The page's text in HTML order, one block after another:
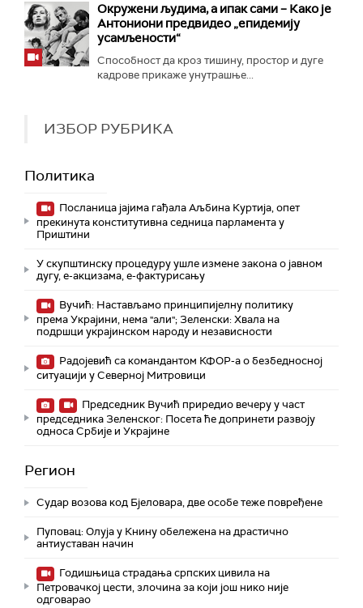
Окружени људима, а ипак сами – Како је
Антониони предвидео „епидемију
усамљености“
Способност да кроз тишину, простор и дуге
кадрове прикаже унутрашње...
ИЗБОР РУБРИКА
Политика
Посланица јајима гађала Аљбина Куртија, опет
прекинута конститутивна седница парламента у
Приштини
У скупштинску процедуру ушле измене закона о јавном
дугу, е-акцизама, е-фактурисању
Вучић: Настављамо принципијелну политику
према Украјини, нема "али"; Зеленски: Хвала на
подршци украјинском народу и независности
Радојевић са командантом КФОР-а о безбедносној
ситуацији у Северној Митровици
Председник Вучић приредио вечеру у част
председника Зеленског: Посета ће допринети развоју
односа Србије и Украјине
Регион
Судар возова код Бјеловара, две особе теже повређене
Пуповац: Олуја у Книну обележена на драстично
антиуставан начин
Годишњица страдања српских цивила на
Петровачкој цести, злочина за који још нико није
одговарао